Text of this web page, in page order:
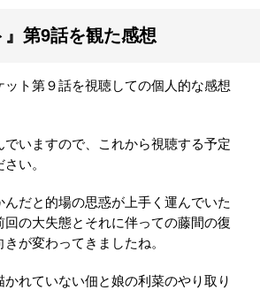
』第9話を観た感想
ット第９話を視聴しての個人的な感想
でいますので、これから視聴する予定
い。
んだと的場の思惑が上手く運んでいた
回の大失態とそれに伴っての藤間の復
が変わってきましたね。
れていない佃と娘の利菜のやり取り